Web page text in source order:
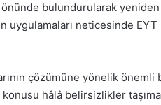
bulundurularak
uygulamaları neticesinde
çözümüne yönelik
konusu hâlâ belirsizlikler